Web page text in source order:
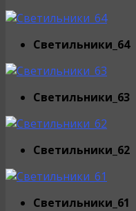
Светильники_64
Светильники_63
Светильники_62
Светильники_61